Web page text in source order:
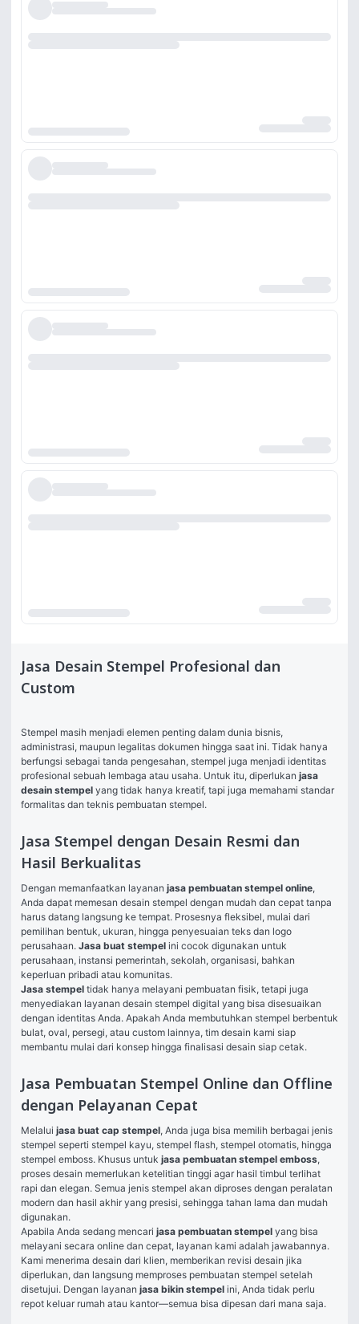
Jasa Desain Stempel Profesional dan
Custom
Stempel masih menjadi elemen penting dalam dunia bisnis,
administrasi, maupun legalitas dokumen hingga saat ini. Tidak hanya
berfungsi sebagai tanda pengesahan, stempel juga menjadi identitas
profesional sebuah lembaga atau usaha. Untuk itu, diperlukan jasa
desain stempel yang tidak hanya kreatif, tapi juga memahami standar
formalitas dan teknis pembuatan stempel.
Jasa Stempel dengan Desain Resmi dan
Hasil Berkualitas
Dengan memanfaatkan layanan jasa pembuatan stempel online,
Anda dapat memesan desain stempel dengan mudah dan cepat tanpa
harus datang langsung ke tempat. Prosesnya fleksibel, mulai dari
pemilihan bentuk, ukuran, hingga penyesuaian teks dan logo
perusahaan. Jasa buat stempel ini cocok digunakan untuk
perusahaan, instansi pemerintah, sekolah, organisasi, bahkan
keperluan pribadi atau komunitas.
Jasa stempel tidak hanya melayani pembuatan fisik, tetapi juga
menyediakan layanan desain stempel digital yang bisa disesuaikan
dengan identitas Anda. Apakah Anda membutuhkan stempel berbentuk
bulat, oval, persegi, atau custom lainnya, tim desain kami siap
membantu mulai dari konsep hingga finalisasi desain siap cetak.
Jasa Pembuatan Stempel Online dan Offline
dengan Pelayanan Cepat
Melalui jasa buat cap stempel, Anda juga bisa memilih berbagai jenis
stempel seperti stempel kayu, stempel flash, stempel otomatis, hingga
stempel emboss. Khusus untuk jasa pembuatan stempel emboss,
proses desain memerlukan ketelitian tinggi agar hasil timbul terlihat
rapi dan elegan. Semua jenis stempel akan diproses dengan peralatan
modern dan hasil akhir yang presisi, sehingga tahan lama dan mudah
digunakan.
Apabila Anda sedang mencari jasa pembuatan stempel yang bisa
melayani secara online dan cepat, layanan kami adalah jawabannya.
Kami menerima desain dari klien, memberikan revisi desain jika
diperlukan, dan langsung memproses pembuatan stempel setelah
disetujui. Dengan layanan jasa bikin stempel ini, Anda tidak perlu
repot keluar rumah atau kantor—semua bisa dipesan dari mana saja.